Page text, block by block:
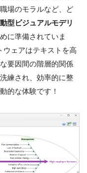
場のモラルなど、ど
型ビジュアルモデリ
に準備されていま
ウェアはテキストを高
要因間の階層的関係
練され、効率的に整
的な体験です！